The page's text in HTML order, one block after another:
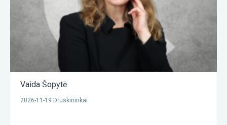
Vaida Šopytė
2026-11-19 Druskininkai